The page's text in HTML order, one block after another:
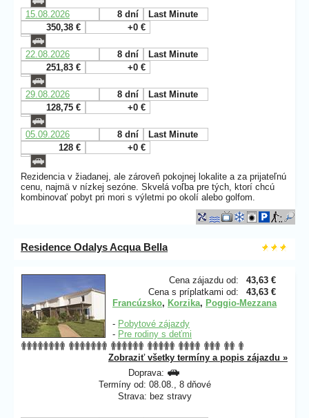
15.08.2026 8 dní
Last Minute
350,38 €
+0 €
22.08.2026 8 dní
Last Minute
251,83 €
+0 €
29.08.2026 8 dní
Last Minute
128,75 €
+0 €
05.09.2026 8 dní
Last Minute
128 €
+0 €
Rezidencia v žiadanej, ale zároveň pokojnej lokalite a za prijateľnú
cenu, najmä v nízkej sezóne. Skvelá voľba pre tých, ktorí chcú
kombinovať pobyt pri mori s výletmi po okolí alebo golfom.
Residence Odalys Acqua Bella
Cena zájazdu od:
43,63 €
Cena s príplatkami od:
43,63 €
Francúzsko, Korzika, Poggio-Mezzana
- Pobytové zájazdy
- Pre rodiny s deťmi
Zobraziť všetky termíny a popis zájazdu »
Doprava:
Termíny od: 08.08., 8 dňové
Strava: bez stravy